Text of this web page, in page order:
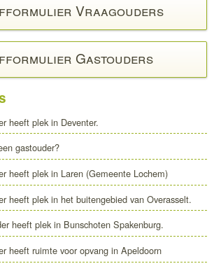
Vraagouders
Gastouders
heeft plek in Deventer.
gastouder?
heeft plek in Laren (Gemeente Lochem)
heeft plek in het buitengebied van Overasselt.
heeft plek in Bunschoten Spakenburg.
heeft ruimte voor opvang in Apeldoorn